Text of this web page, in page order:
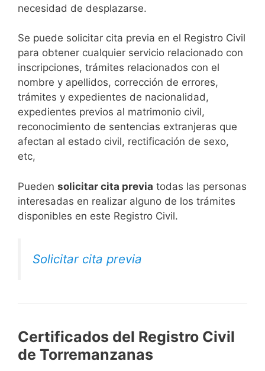
necesidad de desplazarse.​
Se puede solicitar cita previa en el Registro Civil
para obtener cualquier servicio relacionado con
inscripciones, trámites relacionados con el
nombre y apellidos, corrección de errores,
trámites y expedientes de nacionalidad,
expedientes previos al matrimonio civil,
reconocimiento de sentencias extranjeras que
afectan al estado civil, rectificación de sexo,
etc,
​Pueden solicitar cita previa todas las personas
interesadas en realizar alguno de los trámites
disponibles en este Registro Civil.​
Solicitar cita previa
Certificados del Registro Civil
de Torremanzanas